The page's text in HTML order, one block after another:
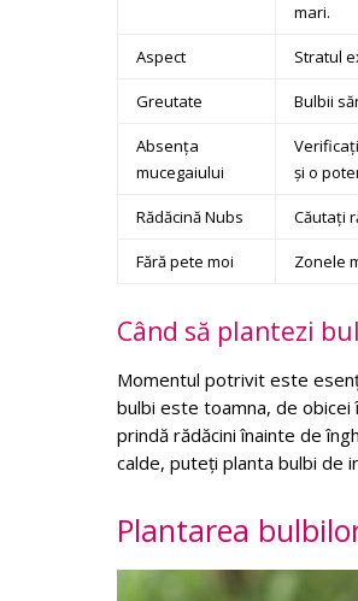
mari.
Aspect Stratul
Greutate Bulbii
Absența
mucegaiului
și o
Rădăcină Nubs Căutați
Fără pete moi Zonele
Când să plantezi
Momentul potrivit este
bulbi este toamna, de
prindă rădăcini înainte de
calde, puteți planta bulbi de
Plantarea